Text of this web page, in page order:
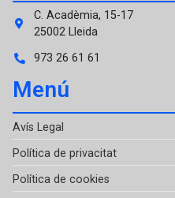
C. Acadèmia, 15-17
25002 Lleida
973 26 61 61
Menú
Avís Legal
Política de privacitat
Política de cookies